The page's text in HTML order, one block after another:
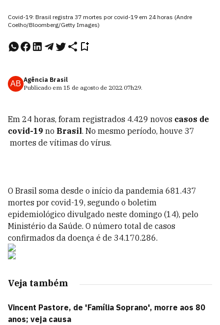
Covid-19: Brasil registra 37 mortes por covid-19 em 24 horas (Andre
Coelho/Bloomberg/Getty Images)
AB Agência Brasil
Publicado em 15 de agosto de 2022 07h29.
Em 24 horas, foram registrados 4.429 novos casos de
covid-19 no Brasil. No mesmo período, houve 37
mortes de vítimas do vírus.
O Brasil soma desde o início da pandemia 681.437
mortes por covid-19, segundo o boletim
epidemiológico divulgado neste domingo (14), pelo
Ministério da Saúde. O número total de casos
confirmados da doença é de 34.170.286.
Veja também
Vincent Pastore, de 'Família Soprano', morre aos 80
anos; veja causa